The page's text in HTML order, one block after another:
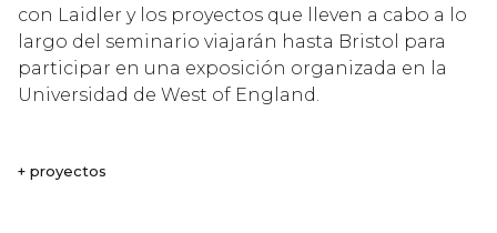
con Laidler y los proyectos que lleven a cabo a lo
largo del seminario viajarán hasta Bristol para
participar en una exposición organizada en la
Universidad de West of England.
+ proyectos